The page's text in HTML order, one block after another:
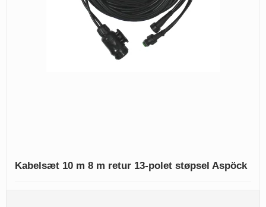
Kabelsæt 10 m 8 m retur 13-polet støpsel Aspöck